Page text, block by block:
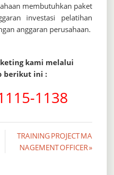
membutuhkan paket
investasi pelatihan
anggaran perusahaan.
kami melalui
berikut ini :
1138
TRAINING PROJECT MA
NAGEMENT OFFICER »